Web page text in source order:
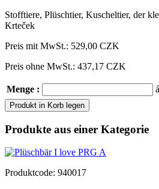
Stofftiere, Plüschtier, Kuscheltier, der
Krteček
Preis mit MwSt.: 529,00 CZK
Preis ohne MwSt.: 437,17 CZK
Menge :
Produkt in Korb legen
Produkte aus einer Kategorie
Produktcode: 940017